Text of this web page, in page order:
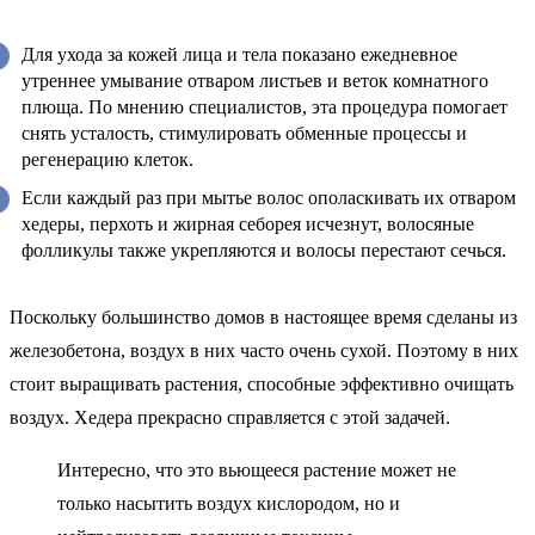
Для ухода за кожей лица и тела показано ежедневное
утреннее умывание отваром листьев и веток комнатного
плюща. По мнению специалистов, эта процедура помогает
снять усталость, стимулировать обменные процессы и
регенерацию клеток.
Если каждый раз при мытье волос ополаскивать их отваром
хедеры, перхоть и жирная себорея исчезнут, волосяные
фолликулы также укрепляются и волосы перестают сечься.
Поскольку большинство домов в настоящее время сделаны из
железобетона, воздух в них часто очень сухой. Поэтому в них
стоит выращивать растения, способные эффективно очищать
воздух. Хедера прекрасно справляется с этой задачей.
Интересно, что это вьющееся растение может не
только насытить воздух кислородом, но и